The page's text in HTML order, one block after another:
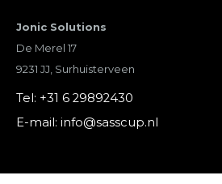
Jonic Solutions
De Merel 17
9231 JJ, Surhuisterveen
Tel: +31 6 29892430
E-mail: info@sasscup.nl